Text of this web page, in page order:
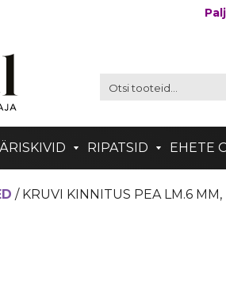
RIPATSID EHETE
/ KRUVI KINNITUS PEA LM.6